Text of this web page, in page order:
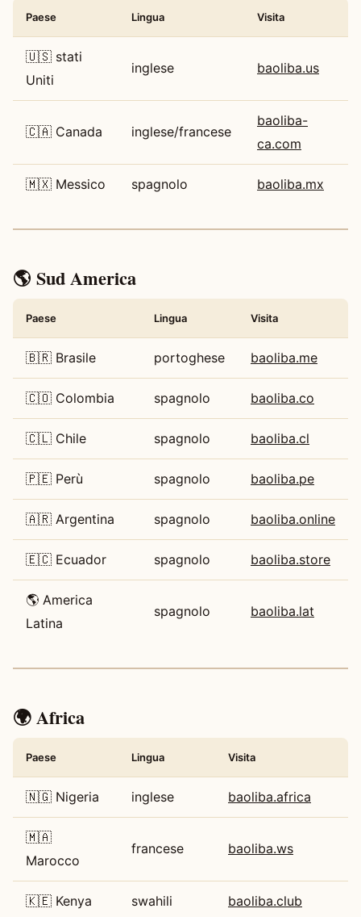
Paese Lingua Visita
🇺🇸 stati
Uniti
inglese baoliba.us
🇨🇦 Canada inglese/francese
baoliba-
ca.com
🇲🇽 Messico spagnolo baoliba.mx
🌎 Sud America
Paese Lingua Visita
🇧🇷 Brasile portoghese baoliba.me
🇨🇴 Colombia spagnolo baoliba.co
🇨🇱 Chile spagnolo baoliba.cl
🇵🇪 Perù spagnolo baoliba.pe
🇦🇷 Argentina spagnolo baoliba.online
🇪🇨 Ecuador spagnolo baoliba.store
🌎 America
Latina
spagnolo baoliba.lat
🌍 Africa
Paese Lingua Visita
🇳🇬 Nigeria inglese baoliba.africa
🇲🇦
Marocco
francese baoliba.ws
🇰🇪 Kenya swahili baoliba.club